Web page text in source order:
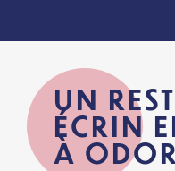
UN
ÉCRIN
À